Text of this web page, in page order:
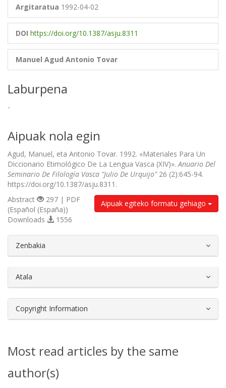
Argitaratua 1992-04-02
DOI https://doi.org/10.1387/asju.8311
Manuel Agud Antonio Tovar
Laburpena
-
Aipuak nola egin
Agud, Manuel, eta Antonio Tovar. 1992. «Materiales Para Un
Diccionario Etimológico De La Lengua Vasca (XIV)».Anuario Del
Seminario De Filología Vasca "Julio De Urquijo"26 (2):645-94.
https://doi.org/10.1387/asju.8311.
Aipuak egiteko formatu gehiago
Abstract
297 | PDF
(Español (España))
Downloads
1556
Zenbakia
Atala
Copyright Information
Most read articles by the same
author(s)